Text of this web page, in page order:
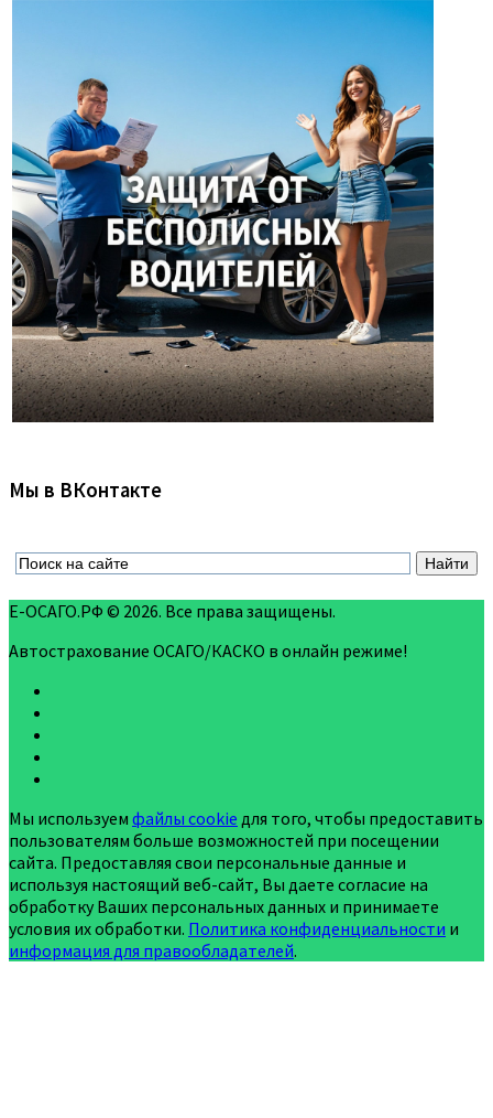
Мы в ВКонтакте
Е-ОСАГО.РФ © 2026. Все права защищены.
Автострахование ОСАГО/КАСКО в онлайн режиме!
Мы используем файлы cookie для того, чтобы предоставить
пользователям больше возможностей при посещении
сайта. Предоставляя свои персональные данные и
используя настоящий веб-сайт, Вы даете согласие на
обработку Ваших персональных данных и принимаете
условия их обработки. Политика конфиденциальности и
информация для правообладателей.